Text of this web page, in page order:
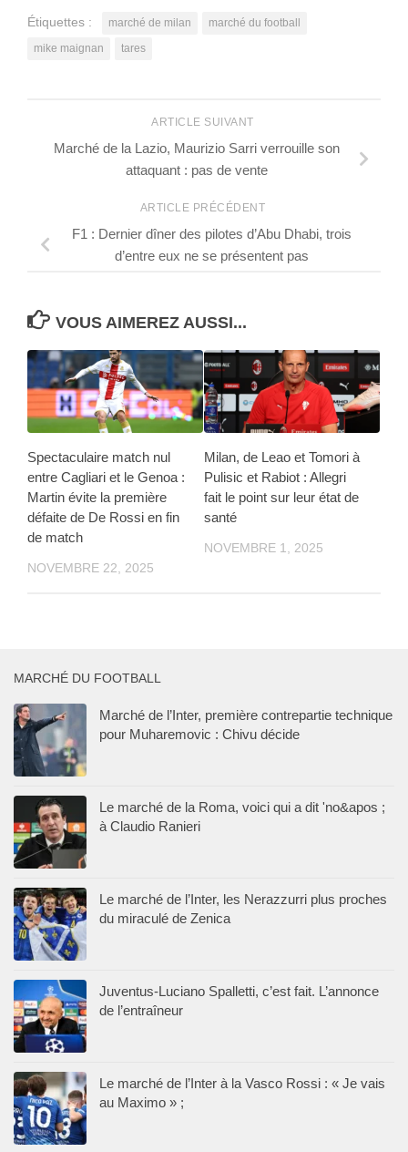
Étiquettes : marché de milan
marché du football
mike maignan
tares
ARTICLE SUIVANT
Marché de la Lazio, Maurizio Sarri verrouille son
attaquant : pas de vente
ARTICLE PRÉCÉDENT
F1 : Dernier dîner des pilotes d’Abu Dhabi, trois
d’entre eux ne se présentent pas
VOUS AIMEREZ AUSSI...
Spectaculaire match nul
entre Cagliari et le Genoa :
Martin évite la première
défaite de De Rossi en fin
de match
NOVEMBRE 22, 2025
Milan, de Leao et Tomori à
Pulisic et Rabiot : Allegri
fait le point sur leur état de
santé
NOVEMBRE 1, 2025
MARCHÉ DU FOOTBALL
Marché de l’Inter, première contrepartie technique
pour Muharemovic : Chivu décide
Le marché de la Roma, voici qui a dit 'no&apos ;
à Claudio Ranieri
Le marché de l’Inter, les Nerazzurri plus proches
du miraculé de Zenica
Juventus-Luciano Spalletti, c’est fait. L’annonce
de l’entraîneur
Le marché de l’Inter à la Vasco Rossi : « Je vais
au Maximo » ;